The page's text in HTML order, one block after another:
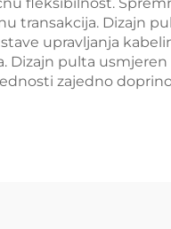
transakcija. Dizajn
upravljanja
Dizajn pulta
zajedno